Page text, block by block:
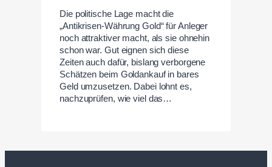
Die politische Lage macht die
„Antikrisen-Währung Gold“ für Anleger
noch attraktiver macht, als sie ohnehin
schon war. Gut eignen sich diese
Zeiten auch dafür, bislang verborgene
Schätzen beim Goldankauf in bares
Geld umzusetzen. Dabei lohnt es,
nachzuprüfen, wie viel das…